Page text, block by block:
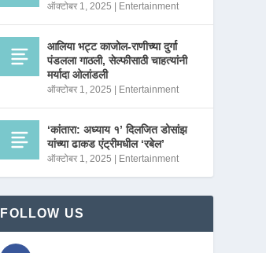
ऑक्टोबर 1, 2025 Entertainment
आलिया भट्ट काजोल-राणीच्या दुर्गा
पंडलला गाठली, सेल्फीसाठी चाहत्यांनी
मर्यादा ओलांडली
ऑक्टोबर 1, 2025 Entertainment
‘कांतारा: अध्याय १’ दिलजित डोसांझ
यांच्या ढाकड एंट्रीमधील ‘रबेल’
ऑक्टोबर 1, 2025 Entertainment
FOLLOW US